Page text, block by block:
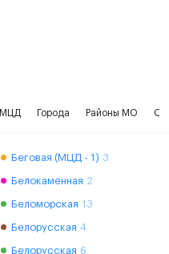
МЦД Города Районы МО
Беговая (МЦД - 1) 3
Белокаменная 2
Беломорская 13
Белорусская 4
Белорусская 6